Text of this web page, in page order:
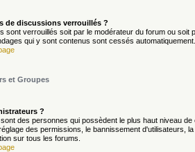
de discussions verrouillés ?
sont verrouillés soit par le modérateur du forum ou
qui y sont contenus sont cessés
et Groupes
?
des personnes qui possèdent le plus haut niveau
des permissions, le bannissement d'utilisateurs,
sur tous les forums.